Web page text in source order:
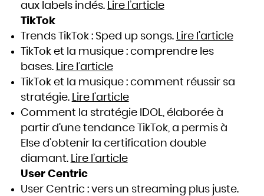
aux labels indés. Lire l’article
TikTok
Trends TikTok : Sped up songs. Lire l’article
TikTok et la musique : comprendre les
bases. Lire l’article
TikTok et la musique : comment réussir sa
stratégie. Lire l’article
Comment la stratégie IDOL, élaborée à
partir d’une tendance TikTok, a permis à
Else d’obtenir la certification double
diamant. Lire l’article
User Centric
User Centric : vers un streaming plus juste.